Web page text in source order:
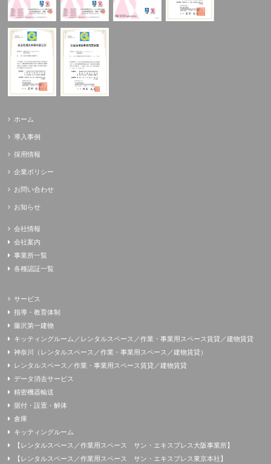
ホーム
導入事例
採用情報
企業ポリシー
お問い合わせ
お知らせ
会社情報
会社案内
事業所一覧
各種認証一覧
サービス
指導・教育体制
藤沢第一建物
キッティングルーム／レンタルスペース／作業・事業用スペース賃貸／建物賃貸
神奈川（レンタルスペース／作業・事業用スペース／建物賃貸）
レンタルスペース／作業・事業用スペース賃貸／建物賃貸
データ消去サービス
精密機器輸送
据付・設置・解体
倉庫
キッティングルーム
【レンタルスペース／作業用スペース サン・エキスプレス大阪事業所】
【レンタルスペース／作業用スペース サン・エキスプレス東京本社】